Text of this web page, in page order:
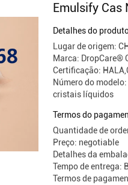
Emulsify Cas
Detalhes do
Lugar de origem:
Marca: DropCare®
Certificação:
Número do
cristais líquidos
Termos do
Quantidade de
Preço: negotiable
Detalhes da
Tempo de entrega:
Termos de